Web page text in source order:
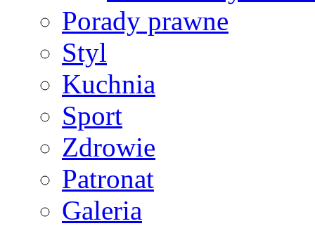
Porady prawne
Styl
Kuchnia
Sport
Zdrowie
Patronat
Galeria